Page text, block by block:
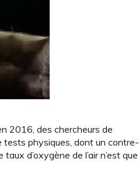
2016, des chercheurs de
tests physiques, dont un contre-
d’oxygène de l’air n’est que